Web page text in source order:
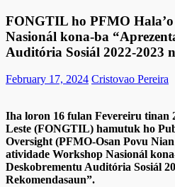
FONGTIL ho PFMO
Nasionál kona-ba
Auditória Sosiál 2022-2023
February 17, 2024 Cristovao Pereira
Iha loron 16 fulan Fevereiru tinan
Leste (FONGTIL) hamutuk ho
Oversight (PFMO-Osan Povu
atividade Workshop Nasionál
Deskobrementu Auditória Sosiál
Rekomendasaun”.